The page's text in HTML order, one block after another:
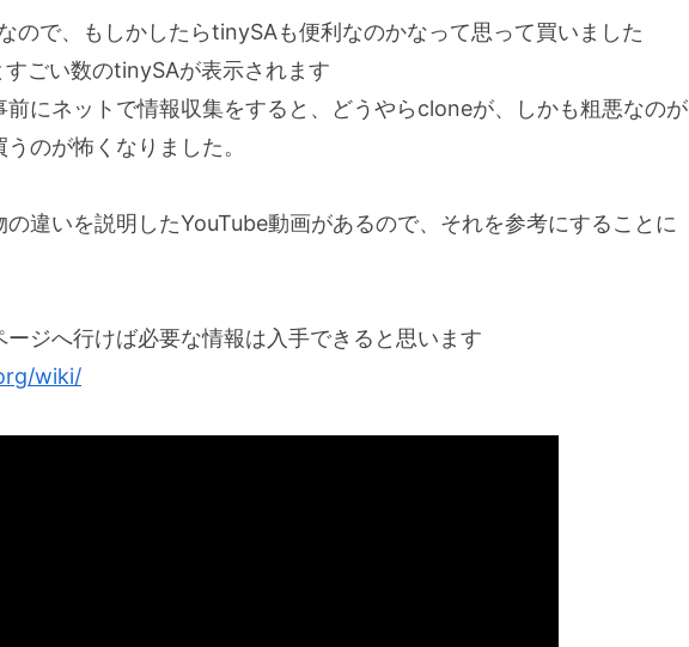
ので、もしかしたらtinySAも便利なのかなって思って買いました
ごい数のtinySAが表示されます
前にネットで情報収集をすると、どうやらcloneが、しかも粗悪なのが
のが怖くなりました。
違いを説明したYouTube動画があるので、それを参考にすることに
ジへ行けば必要な情報は入手できると思います
wiki/